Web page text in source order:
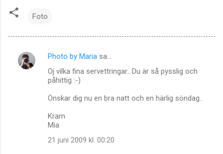
Foto
K
Photo by Maria sa…
Oj vilka fina servettringar.. Du är så pysslig och
påhittig :-)
Önskar dig nu en bra natt och en härlig söndag..
Kram
Mia
21 juni 2009 kl. 00:20